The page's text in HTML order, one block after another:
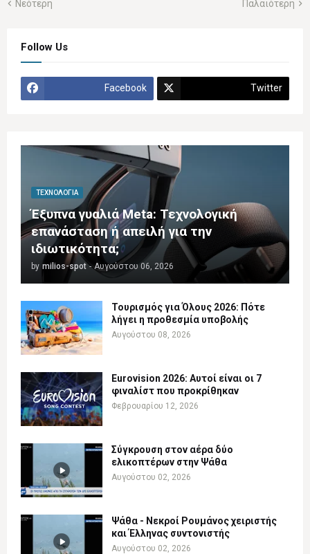
Νεότερη Παλαιότερη
Follow Us
Facebook Twitter
ΤΕΧΝΟΛΟΓΊΑ
Έξυπνα γυαλιά Meta: Τεχνολογική
επανάσταση ή απειλή για την
ιδιωτικότητα;
by milios-spot - Αυγούστου 06, 2026
Τουρισμός για Όλους 2026: Πότε
λήγει η προθεσμία υποβολής
Αυγούστου 08, 2026
Eurovision 2026: Αυτοί είναι οι 7
φιναλίστ που προκρίθηκαν
Φεβρουαρίου 12, 2026
Σύγκρουση στον αέρα δύο
ελικοπτέρων στην Ψάθα
Αυγούστου 02, 2026
Ψάθα - Νεκροί Ρουμάνος χειριστής
και Έλληνας συντονιστής
Αυγούστου 02, 2026